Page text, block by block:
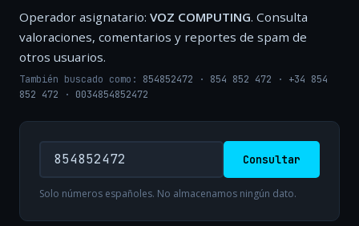
Operador asignatario: VOZ COMPUTING. Consulta
valoraciones, comentarios y reportes de spam de
otros usuarios.
También buscado como: 854852472 · 854 852 472 · +34 854
852 472 · 0034854852472
Consultar
Solo números españoles. No almacenamos ningún dato.